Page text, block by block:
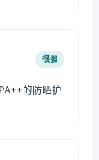
很强
的防晒护